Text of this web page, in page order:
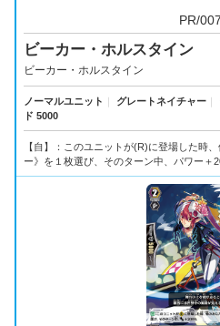
PR/
ビーカー・ホルスタイン
ビーカー・ホルスタイン
ノーマルユニット ｜ グレートネイチャー ｜
ド 5000
【自】：このユニットが(R)に登場した時
ー》を１枚選び、そのターン中、パワー＋